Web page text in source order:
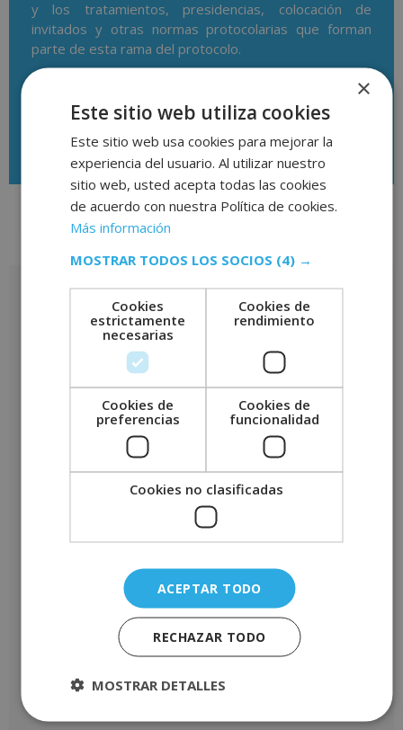
y los tratamientos, presidencias, colocación de
invitados y otras normas protocolarias que forman
parte de esta rama del protocolo.
Descargar temario
Valoraciones
No hay valoraciones aún.
Sé el primero en valorar “MBA + Máster en Protocolo y
Comunicación Corporativa – CON ESTANCIAS FORMATIVAS
GARANTIZADAS –”
Tu puntuación*
*
×
Este sitio web utiliza cookies
Este sitio web usa cookies para mejorar la
experiencia del usuario. Al utilizar nuestro
sitio web, usted acepta todas las cookies
de acuerdo con nuestra Política de cookies.
Más información
MOSTRAR TODOS LOS SOCIOS (4) →
Cookies
estrictamente
necesarias
Cookies de
rendimiento
Cookies de
preferencias
Cookies de
funcionalidad
Cookies no clasificadas
ACEPTAR TODO
RECHAZAR TODO
MOSTRAR DETALLES